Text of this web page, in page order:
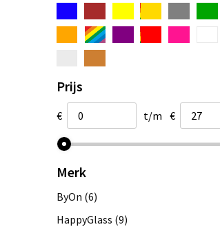
Prijs
€ t/m €
Merk
ByOn (6)
HappyGlass (9)